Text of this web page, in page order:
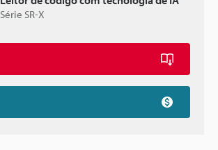
Série SR-X